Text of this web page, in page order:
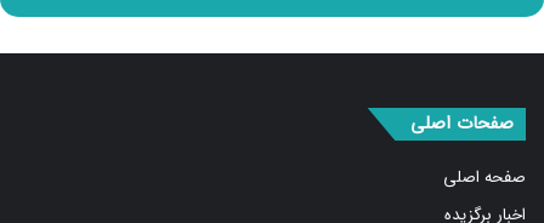
صفحه اصلی
اخبار برگزیده